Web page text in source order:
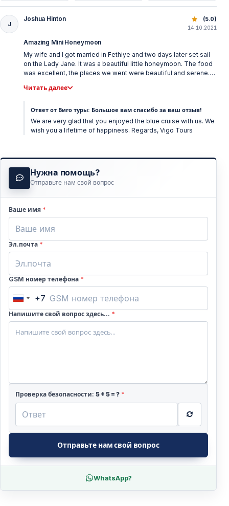
Круиз из Фетхие в Олимпос на 4 дня
J
Joshua Hinton (5.0)
14.10.2021
Amazing Mini Honeymoon
My wife and I got married in Fethiye and two days later set sail
on the Lady Jane. It was a beautiful little honeymoon. The food
was excellent, the places we went were beautiful and serene.
responsive and detailed. We left our wedding bouquet on the
ship accidentally and they mailed it to us in Istanbul the next day.
We highly recommend their service and cruise. Wonderful
experience!
Читать далее
Ответ от Виго туры: Большое вам спасибо за ваш отзыв!
We are very glad that you enjoyed the blue cruise with us. We
wish you a lifetime of happiness. Regards, Vigo Tours
Нужна помощь?
Отправьте нам свой вопрос
Ваше имя *
Эл.почта *
GSM номер телефона *
Russia
+7
+7
Напишите свой вопрос здесь... *
Проверка безопасности: 5 + 5 = ? *
Отправьте нам свой вопрос
WhatsApp?